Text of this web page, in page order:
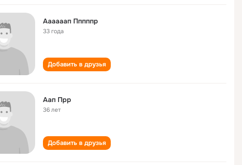
Аааааап Пппппр
33 года
Добавить в друзья
Аап Прр
36 лет
Добавить в друзья